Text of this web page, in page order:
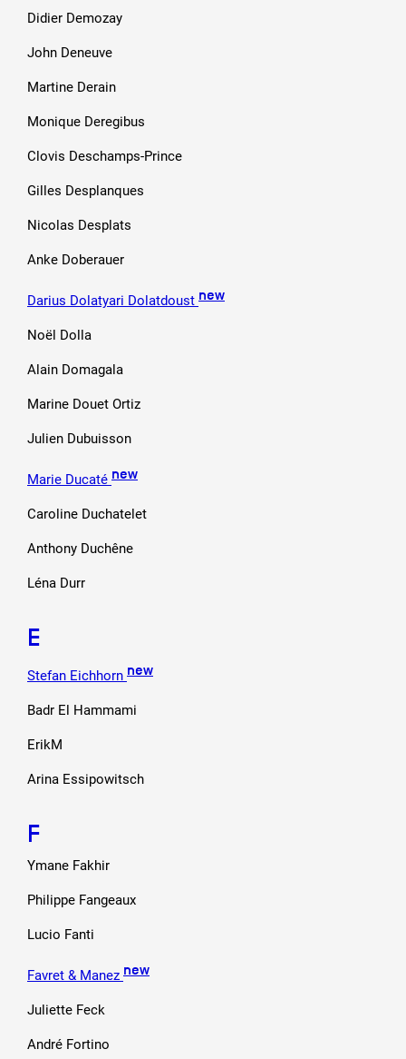
Didier Demozay
John Deneuve
Martine Derain
Monique Deregibus
Clovis Deschamps-Prince
Gilles Desplanques
Nicolas Desplats
Anke Doberauer
Darius Dolatyari Dolatdoust new
Noël Dolla
Alain Domagala
Marine Douet Ortiz
Julien Dubuisson
Marie Ducaté new
Caroline Duchatelet
Anthony Duchêne
Léna Durr
E
Stefan Eichhorn new
Badr El Hammami
ErikM
Arina Essipowitsch
F
Ymane Fakhir
Philippe Fangeaux
Lucio Fanti
Favret & Manez new
Juliette Feck
André Fortino